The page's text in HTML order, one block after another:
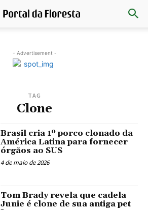
- Advertisement -
TAG
Clone
Brasil cria 1º porco clonado da
América Latina para fornecer
órgãos ao SUS
4 de maio de 2026
Tom Brady revela que cadela
Junie é clone de sua antiga pet